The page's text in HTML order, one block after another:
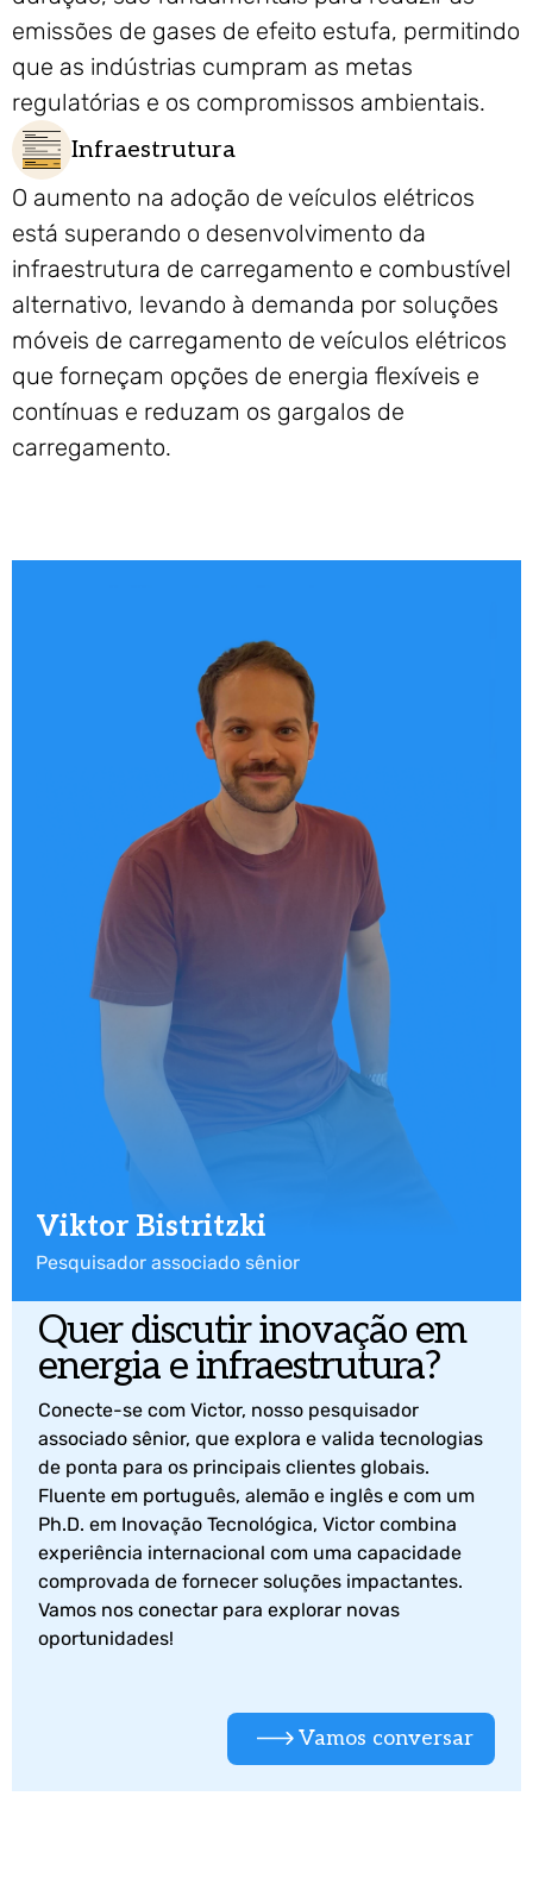
emissões de gases de efeito estufa, permitindo
que as indústrias cumpram as metas
regulatórias e os compromissos ambientais.
Infraestrutura
O aumento na adoção de veículos elétricos
está superando o desenvolvimento da
infraestrutura de carregamento e combustível
alternativo, levando à demanda por soluções
móveis de carregamento de veículos elétricos
que forneçam opções de energia flexíveis e
contínuas e reduzam os gargalos de
carregamento.
Viktor Bistritzki
Pesquisador associado sênior
Quer discutir inovação em
energia e infraestrutura?
Conecte-se com Victor, nosso pesquisador
associado sênior, que explora e valida tecnologias
de ponta para os principais clientes globais.
Fluente em português, alemão e inglês e com um
Ph.D. em Inovação Tecnológica, Victor combina
experiência internacional com uma capacidade
comprovada de fornecer soluções impactantes.
Vamos nos conectar para explorar novas
oportunidades!
Vamos conversar